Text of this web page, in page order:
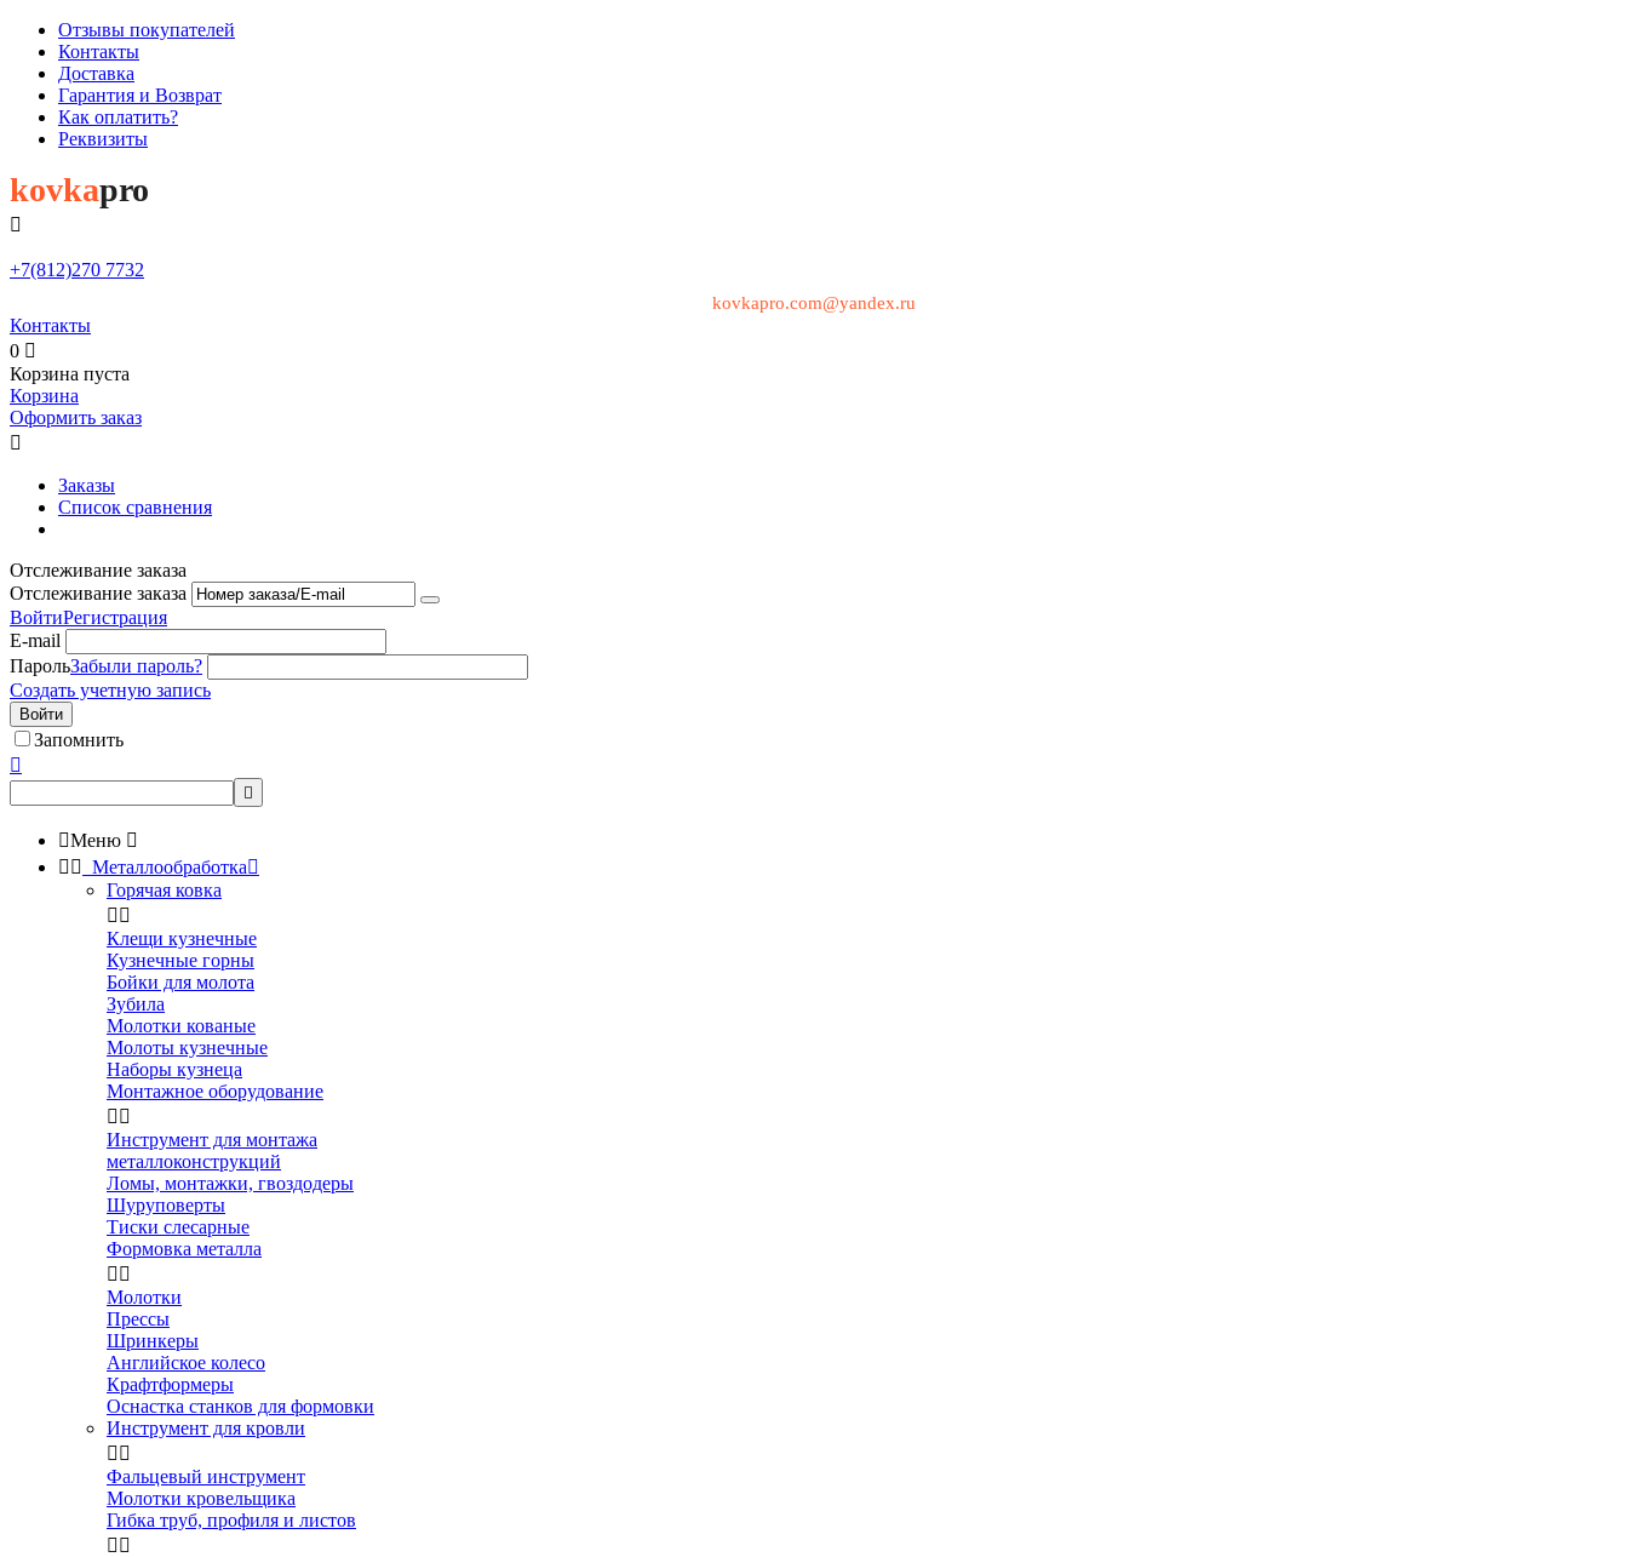
Отзывы покупателей
Контакты
Доставка
Гарантия и Возврат
Как оплатить?
Реквизиты
kovkapro

+7(812)270 7732
kovkapro.com@yandex.ru
Контакты
0 
Корзина пуста
Корзина
Оформить заказ

Заказы
Список сравнения
Отслеживание заказа
Отслеживание заказа
ВойтиРегистрация
E-mail
ПарольЗабыли пароль?
Создать учетную запись
Войти
Запомнить


Меню 
  Металлообработка
Горячая ковка
 
Клещи кузнечные
Кузнечные горны
Бойки для молота
Зубила
Молотки кованые
Молоты кузнечные
Наборы кузнеца
Монтажное оборудование
 
Инструмент для монтажа
металлоконструкций
Ломы, монтажки, гвоздодеры
Шуруповерты
Тиски слесарные
Формовка металла
 
Молотки
Прессы
Шринкеры
Английское колесо
Крафтформеры
Оснастка станков для формовки
Инструмент для кровли
 
Фальцевый инструмент
Молотки кровельщика
Гибка труб, профиля и листов
 